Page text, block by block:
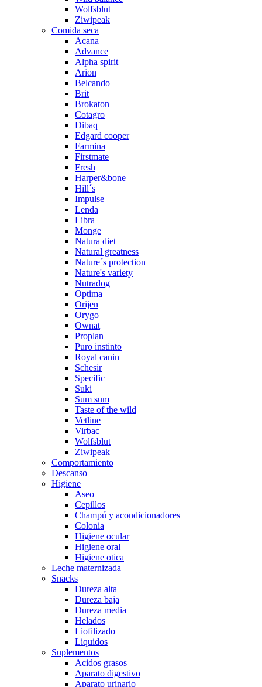
Wolfsblut
Ziwipeak
Comida seca
Acana
Advance
Alpha spirit
Arion
Belcando
Brit
Brokaton
Cotagro
Dibaq
Edgard cooper
Farmina
Firstmate
Fresh
Harper&bone
Hill´s
Impulse
Lenda
Libra
Monge
Natura diet
Natural greatness
Nature´s protection
Nature's variety
Nutradog
Optima
Orijen
Orygo
Ownat
Proplan
Puro instinto
Royal canin
Schesir
Specific
Suki
Sum sum
Taste of the wild
Vetline
Virbac
Wolfsblut
Ziwipeak
Comportamiento
Descanso
Higiene
Aseo
Cepillos
Champú y acondicionadores
Colonia
Higiene ocular
Higiene oral
Higiene otica
Leche maternizada
Snacks
Dureza alta
Dureza baja
Dureza media
Helados
Liofilizado
Liquidos
Suplementos
Acidos grasos
Aparato digestivo
Aparato urinario